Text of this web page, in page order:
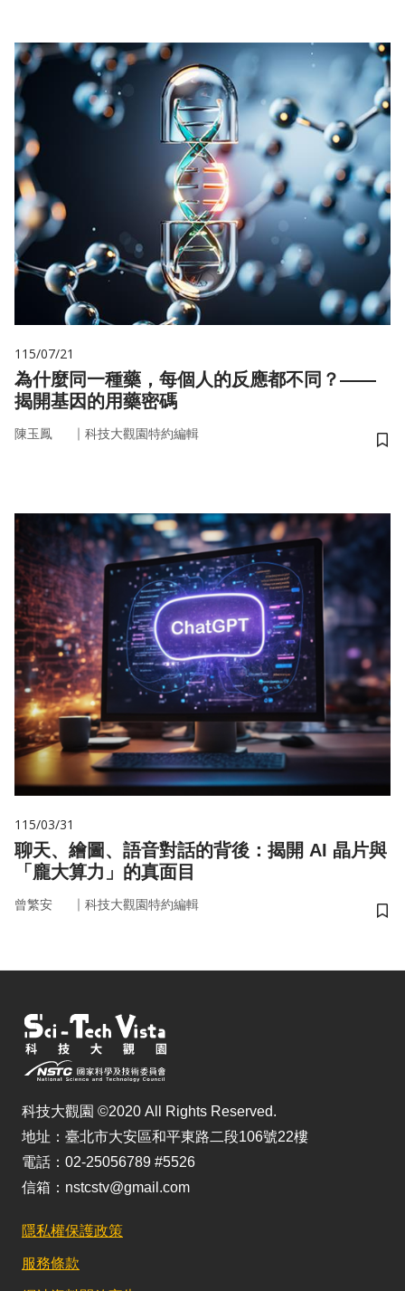
115/07/21
為什麼同一種藥，每個人的反應都不同？——
揭開基因的用藥密碼
陳玉鳳 ｜ 科技大觀園特約編輯
儲
115/03/31
聊天、繪圖、語音對話的背後：揭開 AI 晶片與
「龐大算力」的真面目
曾繁安 ｜ 科技大觀園特約編輯
儲
科技大觀園 ©2020 All Rights Reserved.
地址：臺北市大安區和平東路二段106號22樓
電話：02-25056789 #5526
信箱：nstcstv@gmail.com
隱私權保護政策
服務條款